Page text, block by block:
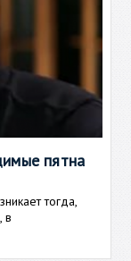
пятна
тогда,
в